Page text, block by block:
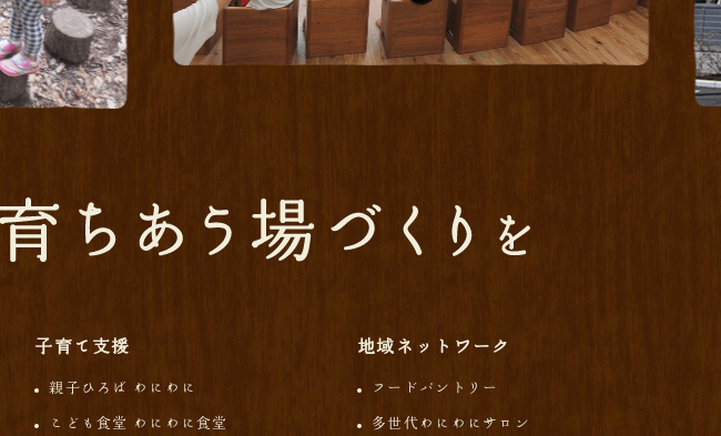
子育て支援
親子ひろば わにわに
こども食堂 わにわに食堂
地域ネットワーク
フードパントリー
多世代わにわにサロン